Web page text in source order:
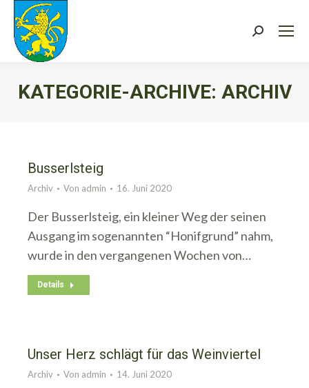
Search:
KATEGORIE-ARCHIVE: ARCHIV
Busserlsteig
Archiv Von admin 16. Juni 2020
Der Busserlsteig, ein kleiner Weg der seinen
Ausgang im sogenannten “Honifgrund” nahm,
wurde in den vergangenen Wochen von…
Details
Unser Herz schlägt für das Weinviertel
Archiv Von admin 14. Juni 2020